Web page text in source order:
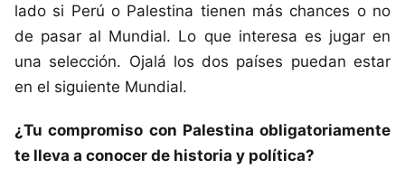
lado si Perú o Palestina tienen más chances o no
de pasar al Mundial. Lo que interesa es jugar en
una selección. Ojalá los dos países puedan estar
en el siguiente Mundial.
¿Tu compromiso con Palestina obligatoriamente
te lleva a conocer de historia y política?